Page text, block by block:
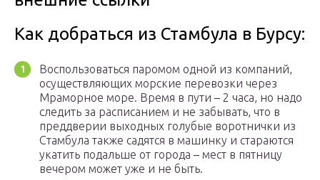
Как добраться из Стамбула в Бурсу:
Воспользоваться паромом одной из компаний,
осуществляющих морские перевозки через
Мраморное море. Время в пути – 2 часа, но надо
следить за расписанием и не забывать, что в
преддверии выходных голубые воротнички из
Стамбула также садятся в машинку и стараются
укатить подальше от города – мест в пятницу
вечером может уже и не быть.